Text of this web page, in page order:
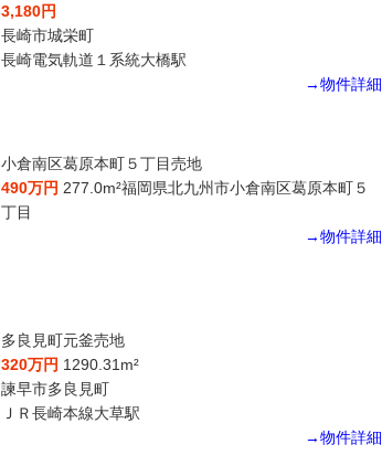
3,180円
長崎市城栄町
長崎電気軌道１系統大橋駅
→物件詳細
小倉南区葛原本町５丁目売地
490万円 277.0m²福岡県北九州市小倉南区葛原本町５
丁目
→物件詳細
多良見町元釜売地
320万円 1290.31m²
諫早市多良見町
ＪＲ長崎本線大草駅
→物件詳細